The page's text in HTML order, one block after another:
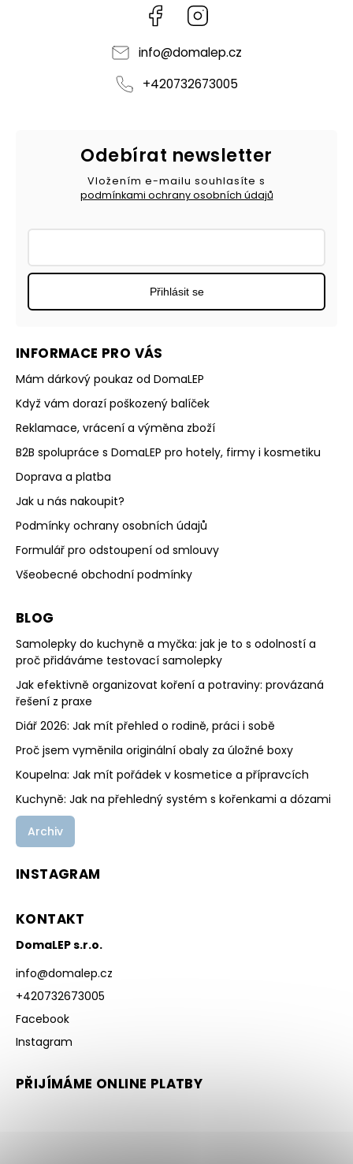
Facebook
info@domalep.cz
+420732673005
INFORMACE PRO VÁS
Mám dárkový poukaz od DomaLEP
Když vám dorazí poškozený balíček
Reklamace, vrácení a výměna zboží
B2B spolupráce s DomaLEP pro hotely, firmy i kosmetiku
Doprava a platba
Jak u nás nakoupit?
Podmínky ochrany osobních údajů
Formulář pro odstoupení od smlouvy
Všeobecné obchodní podmínky
BLOG
Samolepky do kuchyně a myčka: jak je to s odolností a
proč přidáváme testovací samolepky
Jak efektivně organizovat koření a potraviny: provázaná
řešení z praxe
Diář 2026: Jak mít přehled o rodině, práci i sobě
Proč jsem vyměnila originální obaly za úložné boxy
Koupelna: Jak mít pořádek v kosmetice a přípravcích
Kuchyně: Jak na přehledný systém s kořenkami a dózami
Archiv
Odebírat newsletter
Vložením e-mailu souhlasíte s
podmínkami ochrany osobních údajů
Přihlásit se
INSTAGRAM
KONTAKT
DomaLEP s.r.o.
info@domalep.cz
+420732673005
Facebook
Instagram
PŘIJÍMÁME ONLINE PLATBY